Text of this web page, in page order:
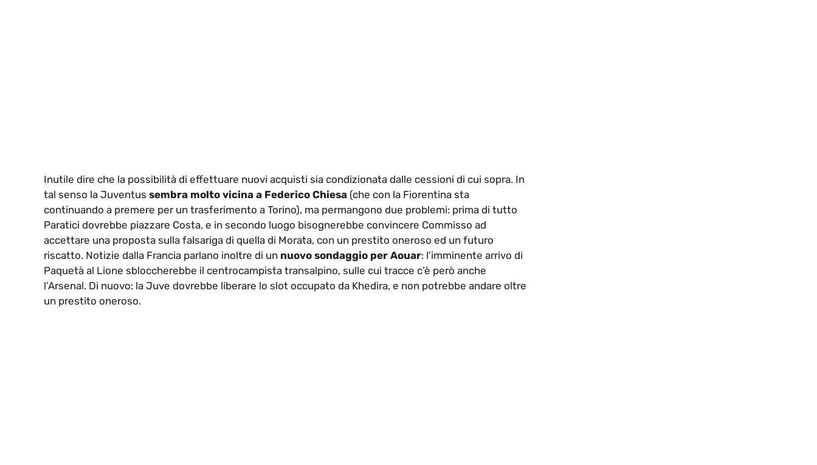
Inutile dire che la possibilità di effettuare nuovi acquisti sia condizionata dalle cessioni di cui sopra. In
tal senso la Juventus sembra molto vicina a Federico Chiesa (che con la Fiorentina sta
continuando a premere per un trasferimento a Torino), ma permangono due problemi: prima di tutto
Paratici dovrebbe piazzare Costa, e in secondo luogo bisognerebbe convincere Commisso ad
accettare una proposta sulla falsariga di quella di Morata, con un prestito oneroso ed un futuro
riscatto. Notizie dalla Francia parlano inoltre di un nuovo sondaggio per Aouar: l’imminente arrivo di
Paquetà al Lione sbloccherebbe il centrocampista transalpino, sulle cui tracce c’è però anche
l’Arsenal. Di nuovo: la Juve dovrebbe liberare lo slot occupato da Khedira, e non potrebbe andare oltre
un prestito oneroso.